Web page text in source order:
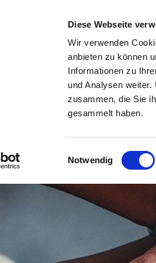
Diese Webseite
Wir verwenden
anbieten zu können
Informationen zu
und Analysen
zusammen, die Sie
gesammelt haben.
Einwilligungsauswahl
Notwendig